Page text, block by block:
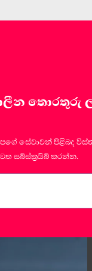
තොරතුරු
සේවාවන් පිළිබද
සබ්ස්ක්‍රයිබ් කරන්න.